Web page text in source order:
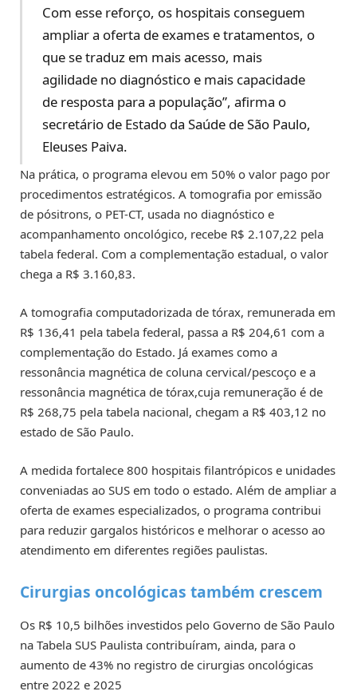
Com esse reforço, os hospitais conseguem
ampliar a oferta de exames e tratamentos, o
que se traduz em mais acesso, mais
agilidade no diagnóstico e mais capacidade
de resposta para a população”, afirma o
secretário de Estado da Saúde de São Paulo,
Eleuses Paiva.
Na prática, o programa elevou em 50% o valor pago por
procedimentos estratégicos. A tomografia por emissão
de pósitrons, o PET-CT, usada no diagnóstico e
acompanhamento oncológico, recebe R$ 2.107,22 pela
tabela federal. Com a complementação estadual, o valor
chega a R$ 3.160,83.
A tomografia computadorizada de tórax, remunerada em
R$ 136,41 pela tabela federal, passa a R$ 204,61 com a
complementação do Estado. Já exames como a
ressonância magnética de coluna cervical/pescoço e a
ressonância magnética de tórax,cuja remuneração é de
R$ 268,75 pela tabela nacional, chegam a R$ 403,12 no
estado de São Paulo.
A medida fortalece 800 hospitais filantrópicos e unidades
conveniadas ao SUS em todo o estado. Além de ampliar a
oferta de exames especializados, o programa contribui
para reduzir gargalos históricos e melhorar o acesso ao
atendimento em diferentes regiões paulistas.
Cirurgias oncológicas também crescem
Os R$ 10,5 bilhões investidos pelo Governo de São Paulo
na Tabela SUS Paulista contribuíram, ainda, para o
aumento de 43% no registro de cirurgias oncológicas
entre 2022 e 2025